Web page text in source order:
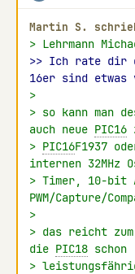
Martin S.
> Lehrmann
>> Ich rate dir
16er sind
>
> so kann man
auch neue PIC16
> PIC16F1937
internen
> Timer, 10-bit
PWM/Capture/
>
> das reicht
die PIC18 schon
>